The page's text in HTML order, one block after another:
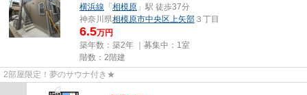
横浜線 「相模原 」駅 徒歩37分
神奈川県相模原市中央区 上矢部 ３丁目
6.5万円
築年数：築2年 ｜募集中： 1室
階数：2階建
2部屋限定！夢のサウナ付き★